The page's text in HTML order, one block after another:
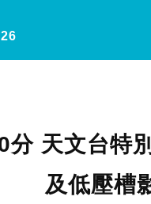
分 天文台特
及低壓槽